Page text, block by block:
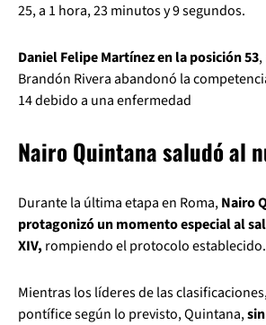
25, a 1 hora, 23 minutos y 9 segundos.
Daniel Felipe Martínez en la posición 53
Brandón Rivera abandonó la
14 debido a una enfermedad
Nairo Quintana saludó al
Durante la última etapa en Roma,Nairo
protagonizó un momento especial al
XIV, rompiendo el protocolo establecido.
Mientras los líderes de las
pontífice según lo previsto, Quintana,